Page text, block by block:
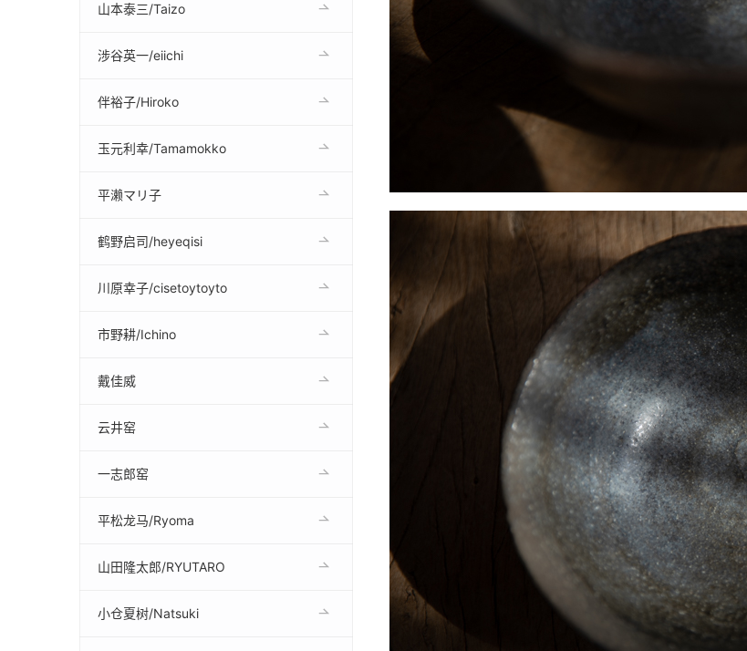
山本泰三/Taizo
涉谷英一/eiichi
伴裕子/Hiroko
玉元利幸/Tamamokko
平濑マリ子
鹤野启司/heyeqisi
川原幸子/cisetoytoyto
市野耕/Ichino
戴佳威
云井窑
一志郎窑
平松龙马/Ryoma
山田隆太郎/RYUTARO
小仓夏树/Natsuki